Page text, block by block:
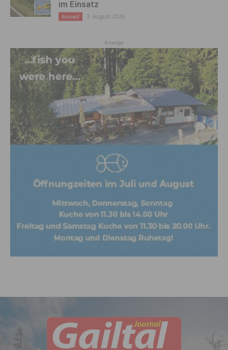
im Einsatz
Aktuell 3. August 2026
Anzeige